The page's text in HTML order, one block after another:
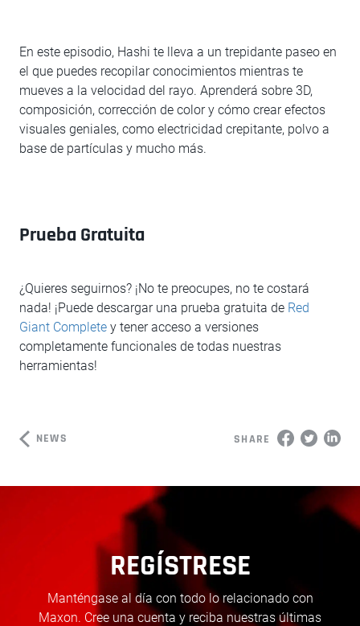
En este episodio, Hashi te lleva a un trepidante paseo en
el que puedes recopilar conocimientos mientras te
mueves a la velocidad del rayo. Aprenderá sobre 3D,
composición, corrección de color y cómo crear efectos
visuales geniales, como electricidad crepitante, polvo a
base de partículas y mucho más.
Prueba Gratuita
¿Quieres seguirnos? ¡No te preocupes, no te costará
nada! ¡Puede descargar una prueba gratuita de Red
Giant Complete y tener acceso a versiones
completamente funcionales de todas nuestras
herramientas!
NEWS SHARE
REGÍSTRESE
Manténgase al día con todo lo relacionado con
Maxon. Cree una cuenta y reciba nuestras últimas